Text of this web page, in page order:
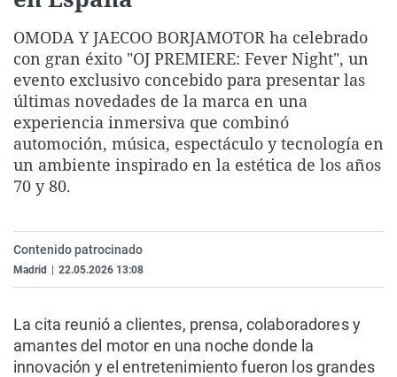
Gente viajera
Como el perro y el
Retornados
Equipo de
Operación Viuda
Galicia
La Rioja
Navarra
País Vasco
Televisión
Elecciones
OMODA Y JAECOO BORJAMOTOR ha celebrado
con gran éxito "OJ PREMIERE: Fever Night", un
evento exclusivo concebido para presentar las
últimas novedades de la marca en una
experiencia inmersiva que combinó
automoción, música, espectáculo y tecnología en
un ambiente inspirado en la estética de los años
70 y 80.
Contenido patrocinado
Madrid 22.05.2026 13:08
La cita reunió a clientes, prensa, colaboradores y
amantes del motor en una noche donde la
innovación y el entretenimiento fueron los grandes